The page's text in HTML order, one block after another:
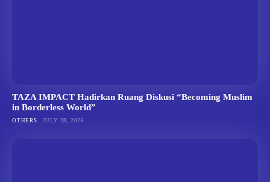
TAZA IMPACT Hadirkan Ruang Diskusi “Becoming Muslim
in Borderless World”
OTHERS JULY 28, 2026